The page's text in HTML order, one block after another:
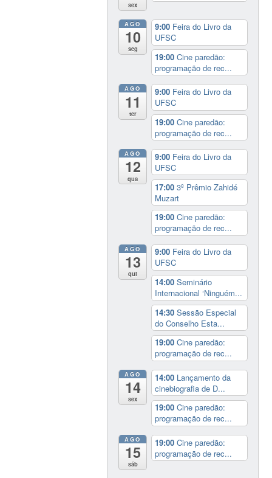
sex
AGO
10
seg
9:00 Feira do Livro da
UFSC
19:00Cine paredão:
programação de rec...
AGO
11
ter
9:00 Feira do Livro da
UFSC
19:00Cine paredão:
programação de rec...
AGO
12
qua
9:00 Feira do Livro da
UFSC
17:003º Prêmio Zahidé
Muzart
19:00Cine paredão:
programação de rec...
AGO
13
qui
9:00 Feira do Livro da
UFSC
14:00Seminário
Internacional ‘Ninguém...
14:30Sessão Especial
do Conselho Esta...
19:00Cine paredão:
programação de rec...
AGO
14
sex
14:00 Lançamento da
cinebiografia de D...
19:00Cine paredão:
programação de rec...
AGO
15
sáb
19:00Cine paredão:
programação de rec...